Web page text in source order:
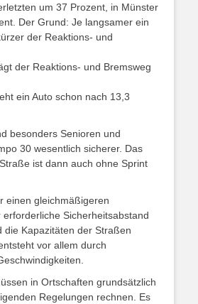
um 37 Prozent, in Münster
Der Grund: Je langsamer ein
der Reaktions- und
der Reaktions- und Bremsweg
ein Auto schon nach 13,3
besonders Senioren und
30 wesentlich sicherer. Das
ist dann auch ohne Sprint
einen gleichmäßigeren
erforderliche Sicherheitsabstand
die Kapazitäten der Straßen
vor allem durch
in Ortschaften grundsätzlich
Regelungen rechnen. Es